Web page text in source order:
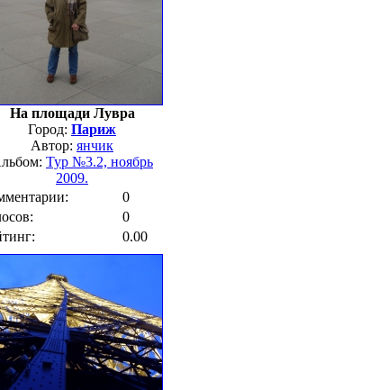
На площади Лувра
Город: Париж
Автор: янчик
Тур №3.2, ноябрь
2009.
0
0
0.00